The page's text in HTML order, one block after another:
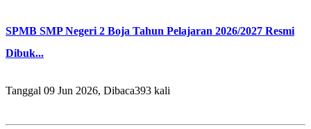
SPMB SMP Negeri 2 Boja Tahun Pelajaran 2026/2027 Resmi
Dibuk...
Tanggal 09 Jun 2026, Dibaca393 kali